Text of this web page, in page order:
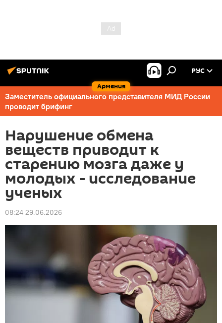
Армения
РУС
Заместитель официального представителя МИД России
проводит брифинг
Нарушение обмена
веществ приводит к
старению мозга даже у
молодых - исследование
ученых
08:24 29.06.2026